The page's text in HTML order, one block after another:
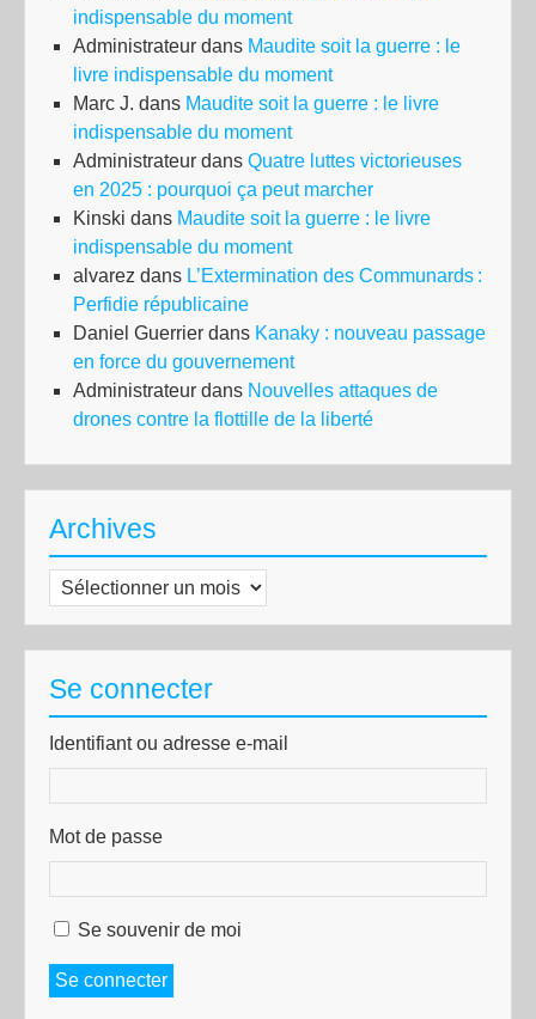
indispensable du moment
Administrateur dans Maudite soit la guerre : le
livre indispensable du moment
Marc J. dans Maudite soit la guerre : le livre
indispensable du moment
Administrateur dans Quatre luttes victorieuses
en 2025 : pourquoi ça peut marcher
Kinski dans Maudite soit la guerre : le livre
indispensable du moment
alvarez dans L’Extermination des Communards :
Perfidie républicaine
Daniel Guerrier dans Kanaky : nouveau passage
en force du gouvernement
Administrateur dans Nouvelles attaques de
drones contre la flottille de la liberté
Archives
Archives
Se connecter
Identifiant ou adresse e-mail
Mot de passe
Se souvenir de moi
Se connecter